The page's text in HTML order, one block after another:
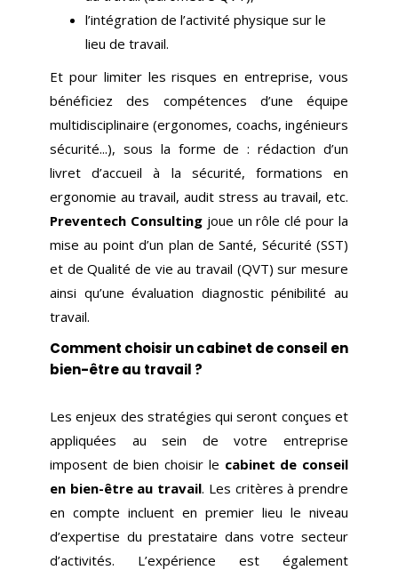
l’intégration de l’activité physique sur le
lieu de travail.
Et pour limiter les risques en entreprise, vous
bénéficiez des compétences d’une équipe
multidisciplinaire (ergonomes, coachs, ingénieurs
sécurité...), sous la forme de : rédaction d’un
livret d’accueil à la sécurité, formations en
ergonomie au travail, audit stress au travail, etc.
Preventech Consultingjoue un rôle clé pour la
mise au point d’un plan de Santé, Sécurité (SST)
et de Qualité de vie au travail (QVT) sur mesure
ainsi qu’une évaluation diagnostic pénibilité au
travail.
Comment choisir un cabinet de conseil en
bien-être au travail ?
Les enjeux des stratégies qui seront conçues et
appliquées au sein de votre entreprise
imposent de bien choisir le cabinet de conseil
en bien-être au travail. Les critères à prendre
en compte incluent en premier lieu le niveau
d’expertise du prestataire dans votre secteur
d’activités. L’expérience est également